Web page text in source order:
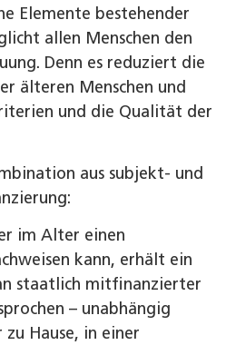
Elemente bestehender
allen Menschen den
Denn es reduziert die
älteren Menschen und
und die Qualität der
aus subjekt- und
im Alter einen
kann, erhält ein
staatlich mitfinanzierter
– unabhängig
Hause, in einer